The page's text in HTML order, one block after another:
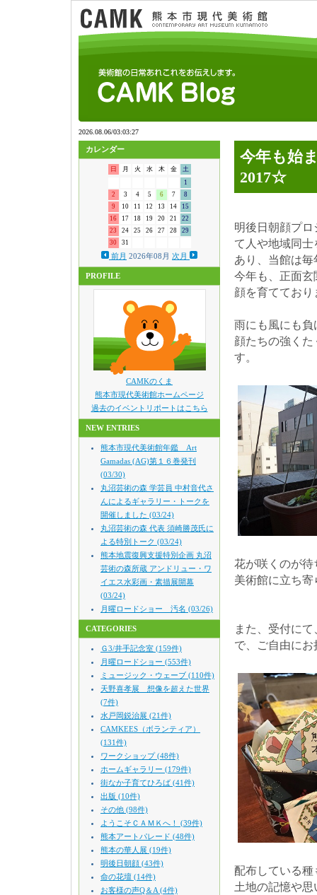
カレンダー
日 月 火 水 木 金
土
1
2
3 4 5 6 7
8
9
10 11 12 13 14
15
16
17 18 19 20 21
22
23
24 25 26 27 28
29
30
31
前月 2026年08月 次月
PROFILE
CAMKのくま
熊本市現代美術館ホームページ
過去のイベントリポートはこちら
NEW ENTRIES
熊本市現代美術館年鑑 Art
Gamadas (AG)第１６巻発刊
(03/30)
丸沼芸術の森 学芸員 中村音代さ
んによるギャラリー・トークを
開催しました (03/24)
丸沼芸術の森 代表 須崎勝茂氏に
よる特別トーク (03/24)
熊本地震復興支援特別企画 丸沼
芸術の森所蔵 アンドリュー・ワ
イエス水彩画・素描展開幕
(03/24)
月曜ロードショー 汚名 (03/26)
CATEGORIES
Ｇ3/井手記念室 (159件)
月曜ロードショー (553件)
ミュージック・ウェーブ (110件)
天野喜孝展 想像を超えた世界
(7件)
水戸岡鋭治展 (21件)
CAMKEES（ボランティア）
(131件)
ワークショップ (48件)
ホームギャラリー (179件)
街なか子育てひろば (41件)
出版 (10件)
その他 (98件)
ようこそＣＡＭＫへ！ (39件)
熊本アートパレード (48件)
熊本の華人展 (19件)
明後日朝顔 (43件)
命の花壇 (14件)
お客様の声Q＆A (4件)
今年も始
2017☆
明後日朝顔プ
て人や地域同
あり、当館は
今年も、正面
顔を育てており
雨にも風にも
顔たちの強く
す。
花が咲くのが
美術館に立ち
また、受付に
で、ご自由に
配布している
土地の記憶や